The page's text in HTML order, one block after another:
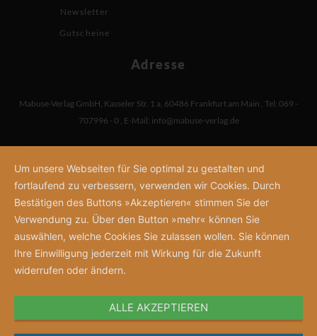
Newsletter
Gutscheine
Adresse
Mabuse-Verlag GmbH, Kasseler Str. 1 a, 60486 Frankfurt am Main , Tel: 069 -
707996 - 0 , E-Mail: info@mabuse-verlag.de
Um unsere Webseiten für Sie optimal zu gestalten und
fortlaufend zu verbessern, verwenden wir Cookies. Durch
Bestätigen des Buttons »Akzeptieren« stimmen Sie der
Verwendung zu. Über den Button »mehr« können Sie
auswählen, welche Cookies Sie zulassen wollen. Sie können
Ihre Einwilligung jederzeit mit Wirkung für die Zukunft
widerrufen oder ändern.
ALLE AKZEPTIEREN